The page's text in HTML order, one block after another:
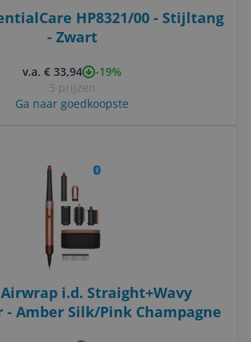
HP8321/00 - Stijltang
- Zwart
v.a. € 33,94
-19%
3 prijzen
Ga naar goedkoopste
i.d. Straight+Wavy
Amber Silk/Pink Champagne